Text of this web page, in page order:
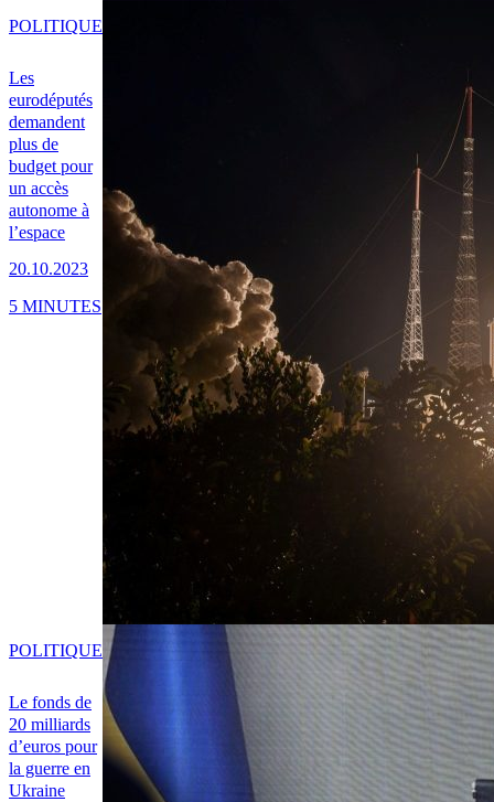
Les
eurodéputés
demandent
plus de
budget pour
un accès
autonome à
l’espace
20.10.2023
POLITIQUE
5 MINUTES
Le fonds de
20 milliards
d’euros pour
la guerre en
Ukraine
POLITIQUE